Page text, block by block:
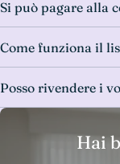
Hai
Si può pagare alla
Come funziona il
Posso rivendere i